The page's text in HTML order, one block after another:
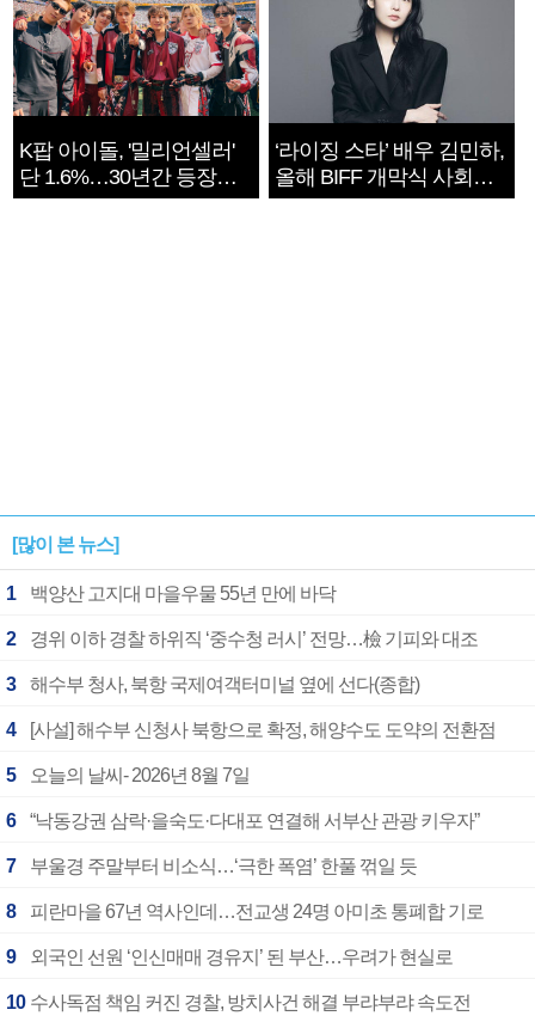
K팝 아이돌, '밀리언셀러'
단 1.6%…30년간 등장
1182개팀 전수조사
‘라이징 스타’ 배우 김민하,
올해 BIFF 개막식 사회자
확정
[많이 본 뉴스]
1 백양산 고지대 마을우물 55년 만에 바닥
2 경위 이하 경찰 하위직 ‘중수청 러시’ 전망…檢 기피와 대조
3 해수부 청사, 북항 국제여객터미널 옆에 선다(종합)
4 [사설] 해수부 신청사 북항으로 확정, 해양수도 도약의 전환점
5 오늘의 날씨- 2026년 8월 7일
6 “낙동강권 삼락·을숙도·다대포 연결해 서부산 관광 키우자”
7 부울경 주말부터 비소식…‘극한 폭염’ 한풀 꺾일 듯
8 피란마을 67년 역사인데…전교생 24명 아미초 통폐합 기로
9 외국인 선원 ‘인신매매 경유지’ 된 부산…우려가 현실로
10 수사독점 책임 커진 경찰, 방치사건 해결 부랴부랴 속도전